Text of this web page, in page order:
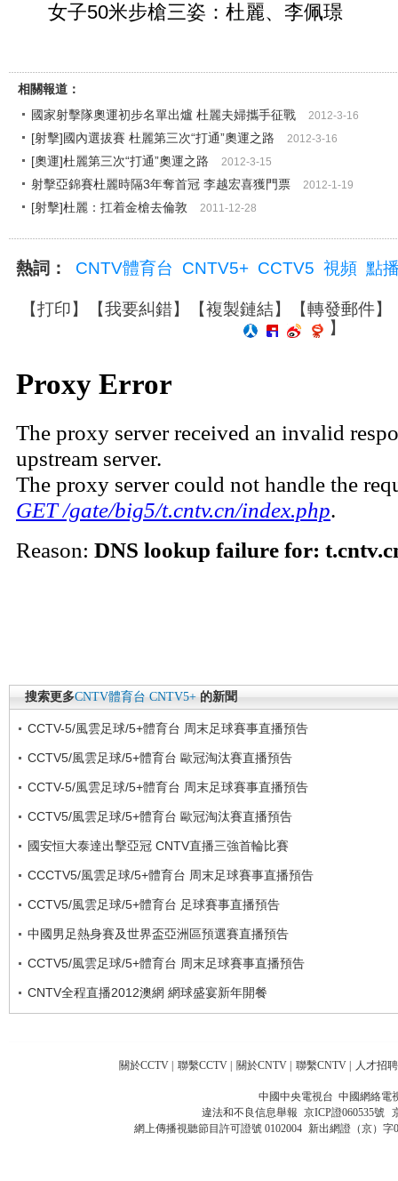
女子50米步槍三姿：杜麗、李佩璟
相關報道：
國家射擊隊奧運初步名單出爐 杜麗夫婦攜手征戰
2012-3-16
[射擊]國內選拔賽 杜麗第三次“打通”奧運之路 2012-3-16
[奧運]杜麗第三次“打通”奧運之路 2012-3-15
射擊亞錦賽杜麗時隔3年奪首冠 李越宏喜獲門票 2012-1-19
[射擊]杜麗：扛着金槍去倫敦 2011-12-28
熱詞： CNTV體育台 CNTV5+ CCTV5 視頻 點
【打印】【我要糾錯】【複製鏈結】【轉發郵件】
】
搜索更多CNTV體育台 CNTV5+ 的新聞
CCTV-5/風雲足球/5+體育台 周末足球賽事直播預告
CCTV5/風雲足球/5+體育台 歐冠淘汰賽直播預告
CCTV-5/風雲足球/5+體育台 周末足球賽事直播預告
CCTV5/風雲足球/5+體育台 歐冠淘汰賽直播預告
國安恒大泰達出擊亞冠 CNTV直播三強首輪比賽
CCCTV5/風雲足球/5+體育台 周末足球賽事直播預告
CCTV5/風雲足球/5+體育台 足球賽事直播預告
中國男足熱身賽及世界盃亞洲區預選賽直播預告
CCTV5/風雲足球/5+體育台 周末足球賽事直播預告
CNTV全程直播2012澳網 網球盛宴新年開餐
關於CCTV | 聯繫CCTV | 關於CNTV | 聯繫CNTV | 人才招聘
中國中央電視台 中國網絡電
違法和不良信息舉報 京ICP證060535號
網上傳播視聽節目許可證號 0102004 新出網證（京）